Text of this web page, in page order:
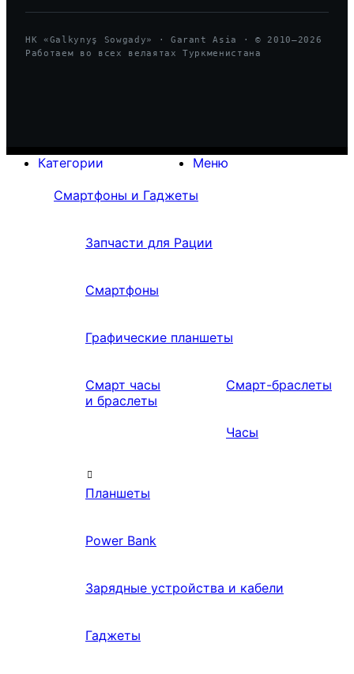
HK «Galkynyş Sowgady» · Garant Asia · © 2010—2026
Работаем во всех велаятах Туркменистана
Меню
Категории
Смартфоны и Гаджеты
Запчасти для Рации
Смартфоны
Графические планшеты
Смарт часы
и браслеты
Смарт-браслеты
Часы
Планшеты
Power Bank
Зарядные устройства и кабели
Гаджеты